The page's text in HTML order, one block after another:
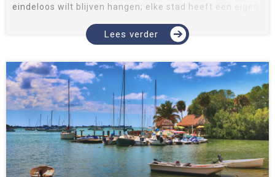
eindeloos wilt blijven hangen; elke stad heeft een eigen
logische route en je ...Lees verder